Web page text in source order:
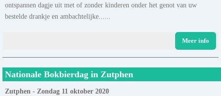
ontspannen dagje uit met of zonder kinderen onder het genot van uw
bestelde drankje en ambachtelijke......
Meer info
Nationale Bokbierdag in Zutphen
Zutphen - Zondag 11 oktober 2020